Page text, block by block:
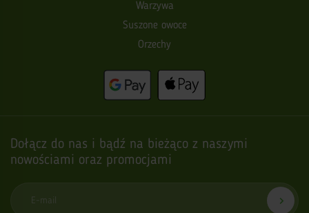
Warzywa
Suszone owoce
Orzechy
Dołącz do nas i bądź na bieżąco z naszymi
nowościami oraz promocjami
E-mail